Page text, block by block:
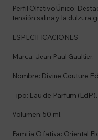
Perfil Olfativo Único:
tensión salina y la dulzura
ESPECIFICACIONES
Marca: Jean Paul Gaultier.
Nombre: Divine Couture
Tipo: Eau de Parfum (EdP).
Volumen: 50 ml.
Familia Olfativa: Oriental